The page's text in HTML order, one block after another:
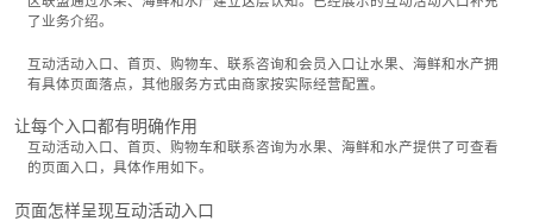
了业务介绍。
互动活动入口、首页、购物车、联系咨询和会员入口让水果、海鲜和水产拥
有具体页面落点，其他服务方式由商家按实际经营配置。
让每个入口都有明确作用
互动活动入口、首页、购物车和联系咨询为水果、海鲜和水产提供了可查看
的页面入口，具体作用如下。
页面怎样呈现互动活动入口